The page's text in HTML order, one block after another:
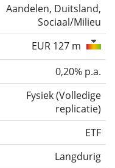
Aandelen, Duitsland,
Sociaal/Milieu
EUR 127 m
0,20% p.a.
Fysiek(Volledige
replicatie)
ETF
Langdurig